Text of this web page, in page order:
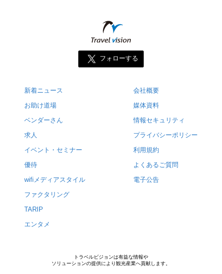
フォローする
新着ニュース
お助け道場
ベンダーさん
求人
イベント・セミナー
優待
wifiメディアスタイル
ファクタリング
TARIP
エンタメ
会社概要
媒体資料
情報セキュリティ
プライバシーポリシー
利用規約
よくあるご質問
電子公告
トラベルビジョンは有益な情報や
ソリューションの提供により観光産業へ貢献します。